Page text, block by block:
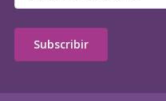
Subscribir